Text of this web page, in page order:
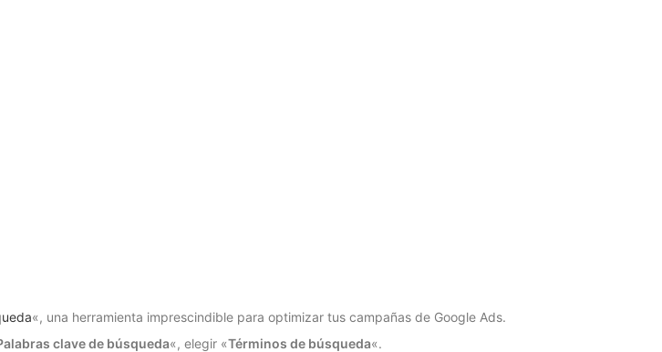
«, una herramienta imprescindible para optimizar tus campañas de Google Ads.
clave de búsqueda«, elegir «Términos de búsqueda«.